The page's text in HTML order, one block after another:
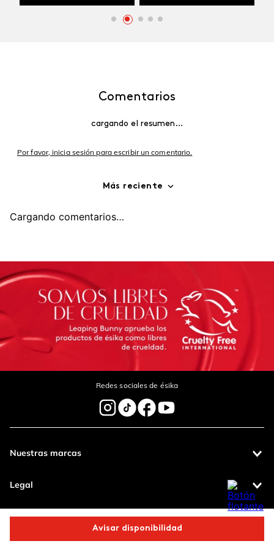
Avisar disponibilidad
Comentarios
cargando el resumen…
Por favor, inicia sesión para escribir un comentario.
Más reciente
Cargando comentarios…
Redes sociales de ésika
Nuestras marcas
Legal
Contáctanos